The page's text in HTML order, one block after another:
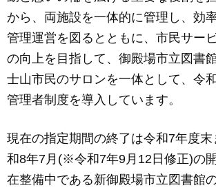
から、両施設を一体的に管理し、効
管理運営を図るとともに、市民サー
の向上を目指して、御殿場市立図書
士山市民のサロンを一体として、令
管理者制度を導入しています。
現在の指定期間の終了は令和7年度
和8年7月(※令和7年9月12日修正)の
在整備中である新御殿場市立図書館